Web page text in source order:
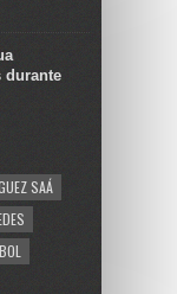
durante
SAÁ